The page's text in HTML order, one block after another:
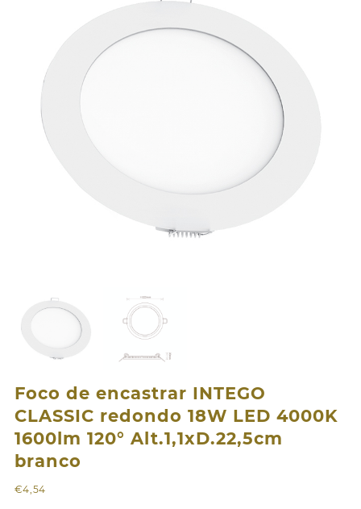
Foco de encastrar INTEGO
CLASSIC redondo 18W LED 4000K
1600lm 120° Alt.1,1xD.22,5cm
branco
€4,54